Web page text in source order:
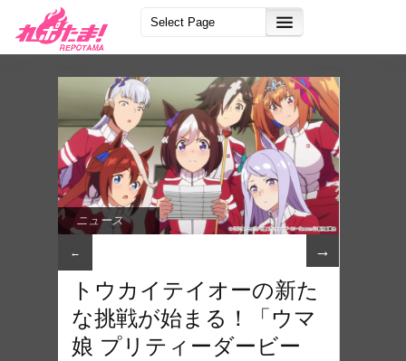
ニュース
← →
トウカイテイオーの新た
な挑戦が始まる！「ウマ
娘 プリティーダービー